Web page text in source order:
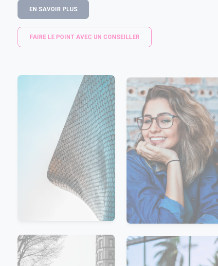
EN SAVOIR PLUS
FAIRE LE POINT AVEC UN CONSEILLER